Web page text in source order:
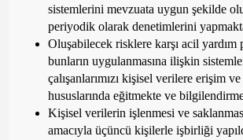
sistemlerini mevzuata uygun şekilde
periyodik olarak denetimlerini
Oluşabilecek risklere karşı acil yardım
bunların uygulanmasına ilişkin
çalışanlarımızı kişisel verilere erişim
hususlarında eğitmekte ve
Kişisel verilerin işlenmesi ve
amacıyla üçüncü kişilerle işbirliği